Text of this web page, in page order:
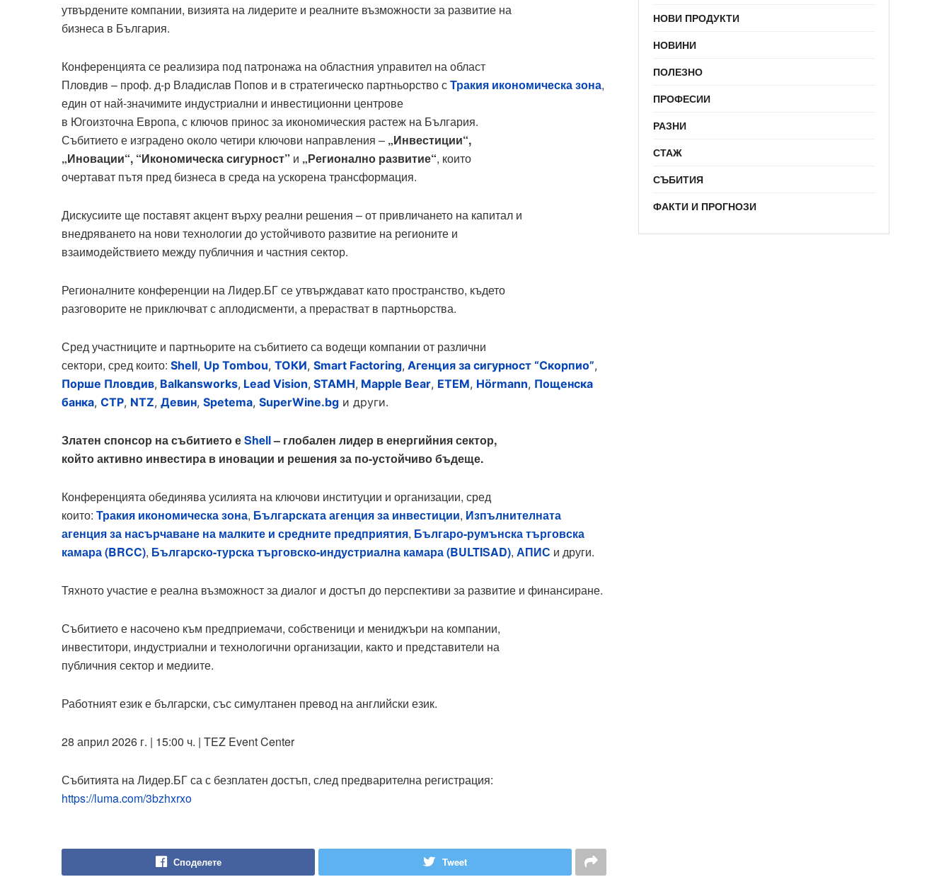
утвърдените компании, визията на лидерите и реалните възможности за развитие на
бизнеса в България.
Конференцията се реализира под патронажа на областния управител на област
Пловдив – проф. д-р Владислав Попов и в стратегическо партньорство сТракия икономическа зона,
един от най-значимите индустриални и инвестиционни центрове
в Югоизточна Европа, с ключов принос за икономическия растеж на България.
Събитието е изградено около четири ключови направления – „Инвестиции“,
„Иновации“, “Икономическа сигурност” и „Регионално развитие“, които
очертават пътя пред бизнеса в среда на ускорена трансформация.
Дискусиите ще поставят акцент върху реални решения – от привличането на капитал и
внедряването на нови технологии до устойчивото развитие на регионите и
взаимодействието между публичния и частния сектор.
Регионалните конференции на Лидер.БГ се утвърждават като пространство, където
разговорите не приключват с аплодисменти, а прерастват в партньорства.
Сред участниците и партньорите на събитието са водещи компании от различни
сектори, сред които: Shell, Up Tombou, ТОКИ, Smart Factoring, Агенция за сигурност “Скорпио”,
Порше Пловдив, Balkansworks, Lead Vision, STAMH, Mapple Bear, ЕТЕМ, Hörmann, Пощенска
банка, CTP, NTZ, Девин, Spetema, SuperWine.bg и други.
Златен спонсор на събитието еShell– глобален лидер в енергийния сектор,
който активно инвестира в иновации и решения за по-устойчиво бъдеще.
Конференцията обединява усилията на ключови институции и организации, сред
които: Тракия икономическа зона, Българската агенция за инвестиции, Изпълнителната
агенция за насърчаване на малките и средните предприятия, Българо-румънска търговска
камара (BRCC), Българско-турска търговско-индустриална камара (BULTISAD), АПИС и други.
Тяхното участие е реална възможност за диалог и достъп до перспективи за развитие и финансиране.
Събитието е насочено към предприемачи, собственици и мениджъри на компании,
инвеститори, индустриални и технологични организации, както и представители на
публичния сектор и медиите.
Работният език е български, със симултанен превод на английски език.
28 април 2026 г. | 15:00 ч. | TEZ Event Center
Събитията на Лидер.БГ са с безплатен достъп, след предварителна регистрация:
https://luma.com/3bzhxrxo
Споделете Tweet
НОВИ ПРОДУКТИ
НОВИНИ
ПОЛЕЗНО
ПРОФЕСИИ
РАЗНИ
СТАЖ
СЪБИТИЯ
ФАКТИ И ПРОГНОЗИ